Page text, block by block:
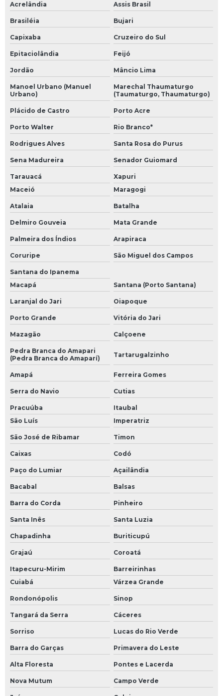
Acrelândia
Assis Brasil
Brasiléia Bujari
Capixaba Cruzeiro do Sul
Epitaciolândia Feijó
Jordão Mâncio Lima
Manoel Urbano (Manuel
Urbano)
Marechal Thaumaturgo
(Taumaturgo, Thaumaturgo)
Plácido de Castro Porto Acre
Porto Walter Rio Branco*
Rodrigues Alves Santa Rosa do Purus
Sena Madureira Senador Guiomard
Tarauacá
Xapuri
Maceió
Maragogi
Atalaia Batalha
Delmiro Gouveia Mata Grande
Palmeira dos Índios Arapiraca
Coruripe São Miguel dos Campos
Santana do Ipanema
Macapá
Santana (Porto Santana)
Laranjal do Jari Oiapoque
Porto Grande Vitória do Jari
Mazagão Calçoene
Pedra Branca do Amapari
(Pedra Branca do Amaparí)
Tartarugalzinho
Amapá Ferreira Gomes
Serra do Navio Cutias
Pracuúba
Itaubal
São Luís
Imperatriz
São José de Ribamar Timon
Caixas Codó
Paço do Lumiar Açailândia
Bacabal Balsas
Barra do Corda Pinheiro
Santa Inês Santa Luzia
Chapadinha Buriticupú
Grajaú Coroatá
Itapecuru-Mirim
Barreirinhas
Cuiabá
Várzea Grande
Rondonópolis Sinop
Tangará da Serra Cáceres
Sorriso Lucas do Rio Verde
Barra do Garças Primavera do Leste
Alta Floresta Pontes e Lacerda
Nova Mutum Campo Verde